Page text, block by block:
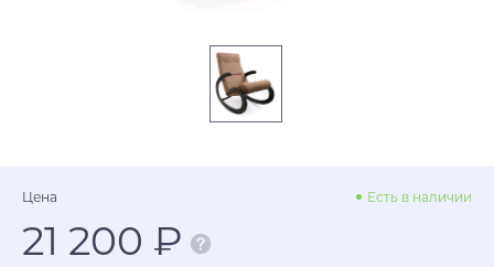
Цена Есть в наличии
21 200 ₽